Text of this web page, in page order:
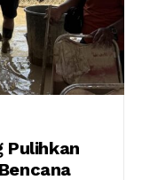
Pulihkan